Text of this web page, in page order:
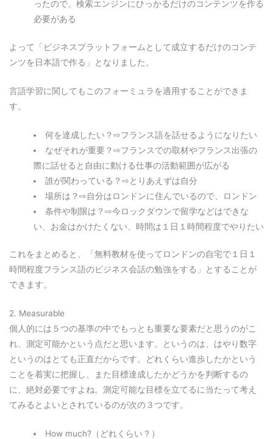
ったので、検索エンジンにひっかるだけのコンテンツを作る
必要がある
よって「ビジネスプラットフォームとして成立するだけのコンテ
ンツを日本語で作る」となりました。
言語学習に関してもこのフォーミュラを適用することができま
す。
何を達成したい？⇨フランス語を話せるようになりたい
なぜそれが重要？⇨フランスでの取材やフランス出張の
際に話せると自由に動ける仕事の活動範囲が広がる
誰が関わっている？⇨とりあえずは自分
場所は？⇨自分はロンドンに住んでいるので、ロンドン
条件や制限は？⇨今ロックダウンで留学などはできな
い、お金はかけたくない、時間は１日１時間程度でやりたい
これをまとめると、「無料教材を使ってロンドンの自宅で１日１
時間程度フランス語のビジネス会話の勉強をする」とすることが
できます。
2. Measurable
個人的には５つの基準の中でもっとも重要な要素だと思うのがこ
れ、測定可能かという点だと思います。というのは、はやり数字
というのはとても正直だからです。どれくらい進歩したかという
ことを着実に把握し、また目標達成したかどうかを判断するの
に、絶対必要ですよね。測定可能な目標を立てるに当たって考え
てみるとよいとされているのが次の３つです。
How much?（どれくらい？）